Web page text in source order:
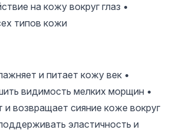
на кожу вокруг глаз •
типов кожи
и питает кожу век •
видимость мелких морщин •
и возвращает сияние коже вокруг
эластичность и